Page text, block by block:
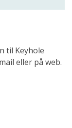
til Keyhole
eller på web.